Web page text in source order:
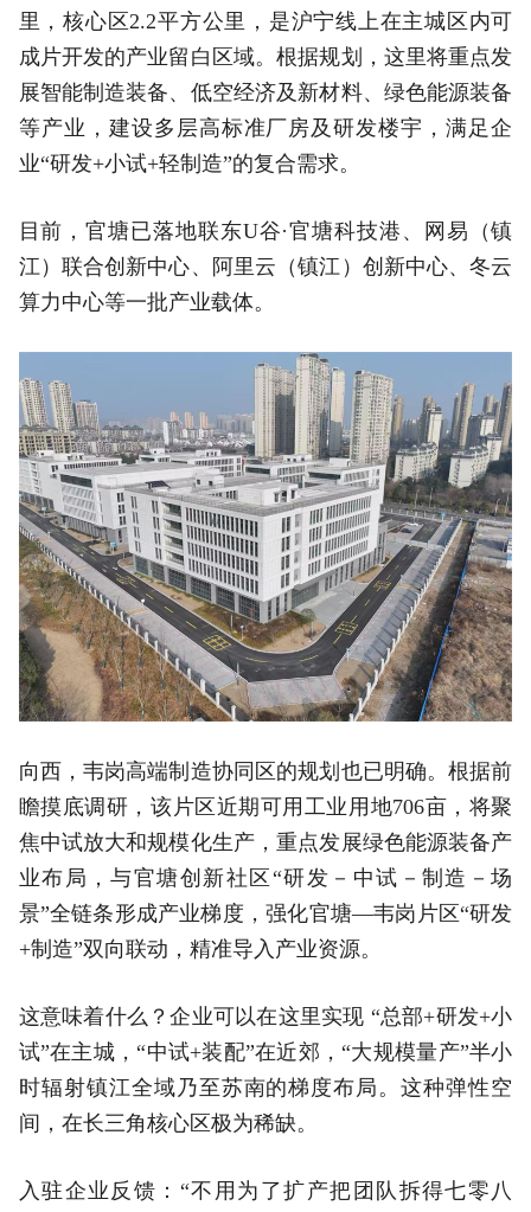
里，核心区2.2平方公里，是沪宁线上在主城区内可
成片开发的产业留白区域。根据规划，这里将重点发
展智能制造装备、低空经济及新材料、绿色能源装备
等产业，建设多层高标准厂房及研发楼宇，满足企
业“研发+小试+轻制造”的复合需求。
目前，官塘已落地联东U谷·官塘科技港、网易（镇
江）联合创新中心、阿里云（镇江）创新中心、冬云
算力中心等一批产业载体。
向西，韦岗高端制造协同区的规划也已明确。根据前
瞻摸底调研，该片区近期可用工业用地706亩，将聚
焦中试放大和规模化生产，重点发展绿色能源装备产
业布局，与官塘创新社区“研发－中试－制造－场
景”全链条形成产业梯度，强化官塘—韦岗片区“研发
+制造”双向联动，精准导入产业资源。
这意味着什么？企业可以在这里实现 “总部+研发+小
试”在主城，“中试+装配”在近郊，“大规模量产”半小
时辐射镇江全域乃至苏南的梯度布局。这种弹性空
间，在长三角核心区极为稀缺。
入驻企业反馈：“不用为了扩产把团队拆得七零八